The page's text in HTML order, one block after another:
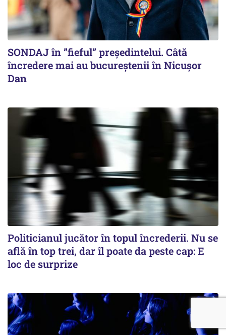
SONDAJ în ”fieful” președintelui. Câtă
încredere mai au bucureștenii în Nicușor
Dan
Politicianul jucător în topul încrederii. Nu se
află în top trei, dar îl poate da peste cap: E
loc de surprize